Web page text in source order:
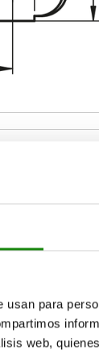
usan para
web,
al día a